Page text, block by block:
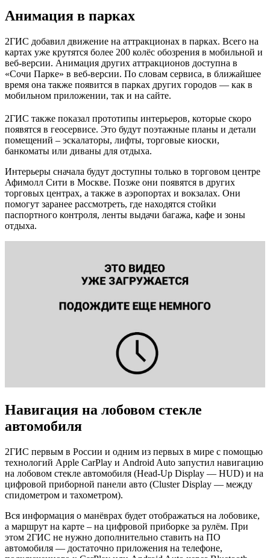
Анимация в парках
2ГИС добавил движение на аттракционах в парках. Всего на
картах уже крутятся более 200 колёс обозрения в мобильной и
веб-версии. Анимация других аттракционов доступна в
«Сочи Парке» в веб-версии. По словам сервиса, в ближайшее
время она также появится в парках других городов — как в
мобильном приложении, так и на сайте.
2ГИС также показал прототипы интерьеров, которые скоро
появятся в геосервисе. Это будут поэтажные планы и детали
помещений – эскалаторы, лифты, торговые киоски,
банкоматы или диваны для отдыха.
Интерьеры сначала будут доступны только в торговом центре
Афимолл Сити в Москве. Позже они появятся в других
торговых центрах, а также в аэропортах и вокзалах. Они
помогут заранее рассмотреть, где находятся стойки
паспортного контроля, ленты выдачи багажа, кафе и зоны
отдыха.
Навигация на лобовом стекле
автомобиля
2ГИС первым в России и одним из первых в мире с помощью
технологий Apple CarPlay и Android Auto запустил навигацию
на лобовом стекле автомобиля (Head-Up Display — HUD) и на
цифровой приборной панели авто (Cluster Display — между
спидометром и тахометром).
Вся информация о манёврах будет отображаться на лобовике,
а маршрут на карте – на цифровой приборке за рулём. При
этом 2ГИС не нужно дополнительно ставить на ПО
автомобиля — достаточно приложения на телефоне,